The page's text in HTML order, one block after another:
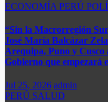
ECONOMÍA PERÚ
“Sin la Macrorregión
José María Balcázar
Arequipa, Puno y Cusco
Gobierno que empezará
Jul 25, 2026 admin
PERÚ SALUD